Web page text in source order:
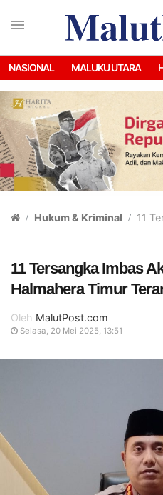
NASIONAL MALUKU UTARA
Hukum & Kriminal 11
11 Tersangka Imbas
Halmahera Timur
Oleh MalutPost.com
Selasa, 20 Mei 2025, 13:51